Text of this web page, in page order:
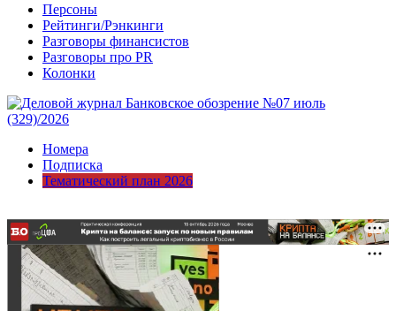
Персоны
Рейтинги/Рэнкинги
Разговоры финансистов
Разговоры про PR
Колонки
Номера
Подписка
Тематический план 2026